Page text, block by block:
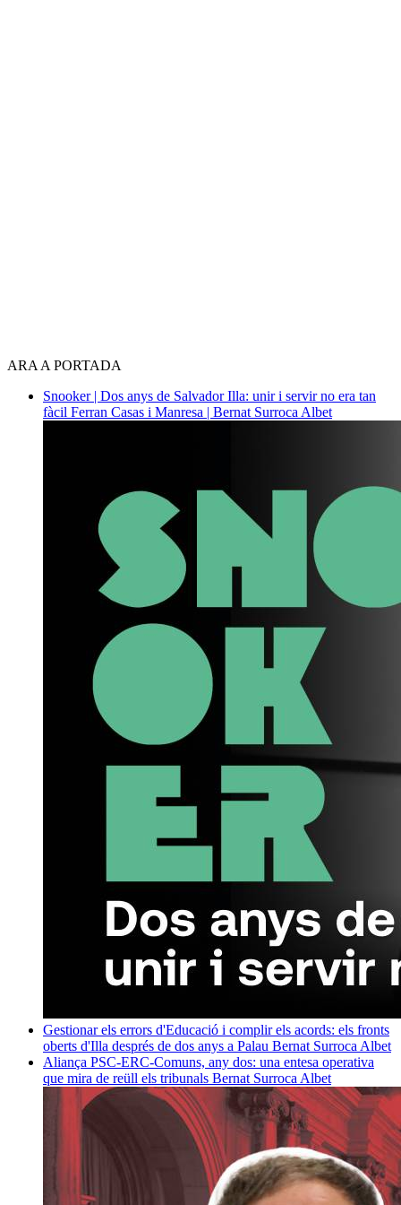
ARA A PORTADA
Snooker | Dos anys de Salvador Illa: unir i servir no era tan
fàcil Ferran Casas i Manresa | Bernat Surroca Albet
Gestionar els errors d'Educació i complir els acords: els fronts
oberts d'Illa després de dos anys a Palau Bernat Surroca Albet
Aliança PSC-ERC-Comuns, any dos: una entesa operativa
que mira de reüll els tribunals Bernat Surroca Albet